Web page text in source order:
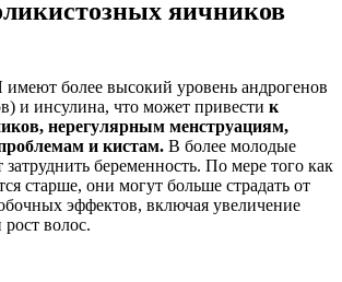
яичников
более высокий уровень андрогенов
и инсулина, что может привести к
нерегулярным менструациям,
и кистам. В более молодые
беременность. По мере того как
старше, они могут больше страдать от
эффектов, включая увеличение
волос.